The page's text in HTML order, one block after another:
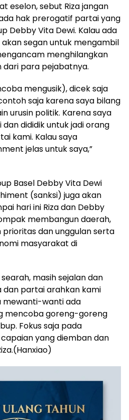
eselon, sebut Riza jangan
hak prerogatif partai yang
Debby Vita Dewi. Kalau ada
segan untuk mengambil
menghilangkan
para pejabatnya.
mengusik), dicek saja
saja karena saya bilang
urusin politik. Karena saya
dididik untuk jadi orang
kami. Kalau saya
jelas untuk saya,”
Basel Debby Vita Dewi
(sanksi) juga akan
hari ini Riza dan Debby
membangun daerah,
dan unggulan serta
masyarakat di
masih sejalan dan
partai arahkan kami
mewanti-wanti ada
mencoba goreng-goreng
Fokus saja pada
yang diemban dan